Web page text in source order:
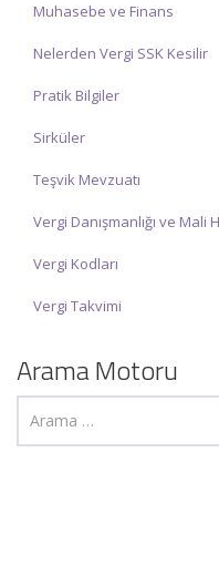
Muhasebe ve Finans
Nelerden Vergi SSK Kesilir
Pratik Bilgiler
Sirküler
Teşvik Mevzuatı
Vergi Danışmanlığı ve Mali
Vergi Kodları
Vergi Takvimi
Arama Motoru